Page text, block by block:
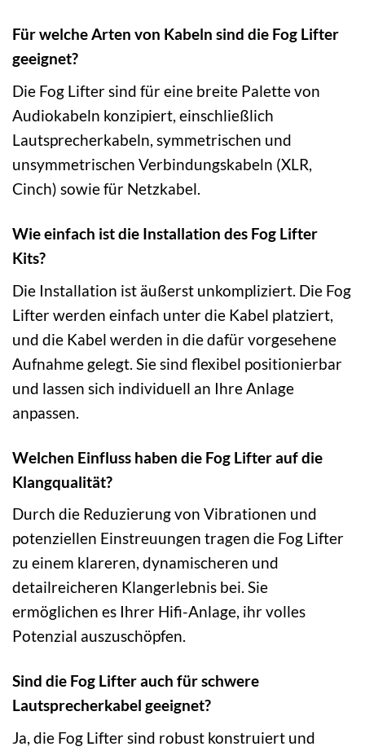
Für welche Arten von Kabeln sind die Fog Lifter
geeignet?
Die Fog Lifter sind für eine breite Palette von
Audiokabeln konzipiert, einschließlich
Lautsprecherkabeln, symmetrischen und
unsymmetrischen Verbindungskabeln (XLR,
Cinch) sowie für Netzkabel.
Wie einfach ist die Installation des Fog Lifter
Kits?
Die Installation ist äußerst unkompliziert. Die Fog
Lifter werden einfach unter die Kabel platziert,
und die Kabel werden in die dafür vorgesehene
Aufnahme gelegt. Sie sind flexibel positionierbar
und lassen sich individuell an Ihre Anlage
anpassen.
Welchen Einfluss haben die Fog Lifter auf die
Klangqualität?
Durch die Reduzierung von Vibrationen und
potenziellen Einstreuungen tragen die Fog Lifter
zu einem klareren, dynamischeren und
detailreicheren Klangerlebnis bei. Sie
ermöglichen es Ihrer Hifi-Anlage, ihr volles
Potenzial auszuschöpfen.
Sind die Fog Lifter auch für schwere
Lautsprecherkabel geeignet?
Ja, die Fog Lifter sind robust konstruiert und